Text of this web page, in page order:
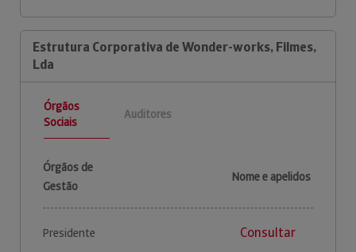
Estrutura Corporativa de Wonder-works, Filmes,
Lda
Órgãos
Sociais
Auditores
Órgãos de
Gestão
Nome e apelidos
Presidente Consultar